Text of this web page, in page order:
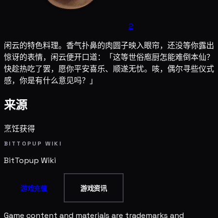
2
闲云的特色料理。香气扑鼻的肉圆子映入眼帘，还没等你露出
惊讶的表情，闲云便开口道：「这等世俗庖厨怎能难倒本仙？
快趁热吃了罢，愿你平安喜乐、顺遂无忧。咳，偶尔寻些仪式
感，你是有什么意见吗？」
来源
烹饪获得
BITTOPUP WIKI
BitTopup Wiki
游戏充值 游戏资讯
Game content and materials are trademarks and